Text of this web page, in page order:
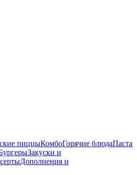
пиццыКомбоГорячие блюдаПаста
Закуски и
Дополнения и